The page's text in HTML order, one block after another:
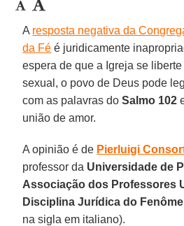
A resposta negativa da
da Fé é juridicamente
espera de que a Igreja se liberte
sexual, o povo de Deus pode
com as palavras doSalmo 102
união de amor.
A opinião é de Pierluigi
professor da Universidade de
Associação dos Professores
Disciplina Jurídica do
na sigla em italiano).